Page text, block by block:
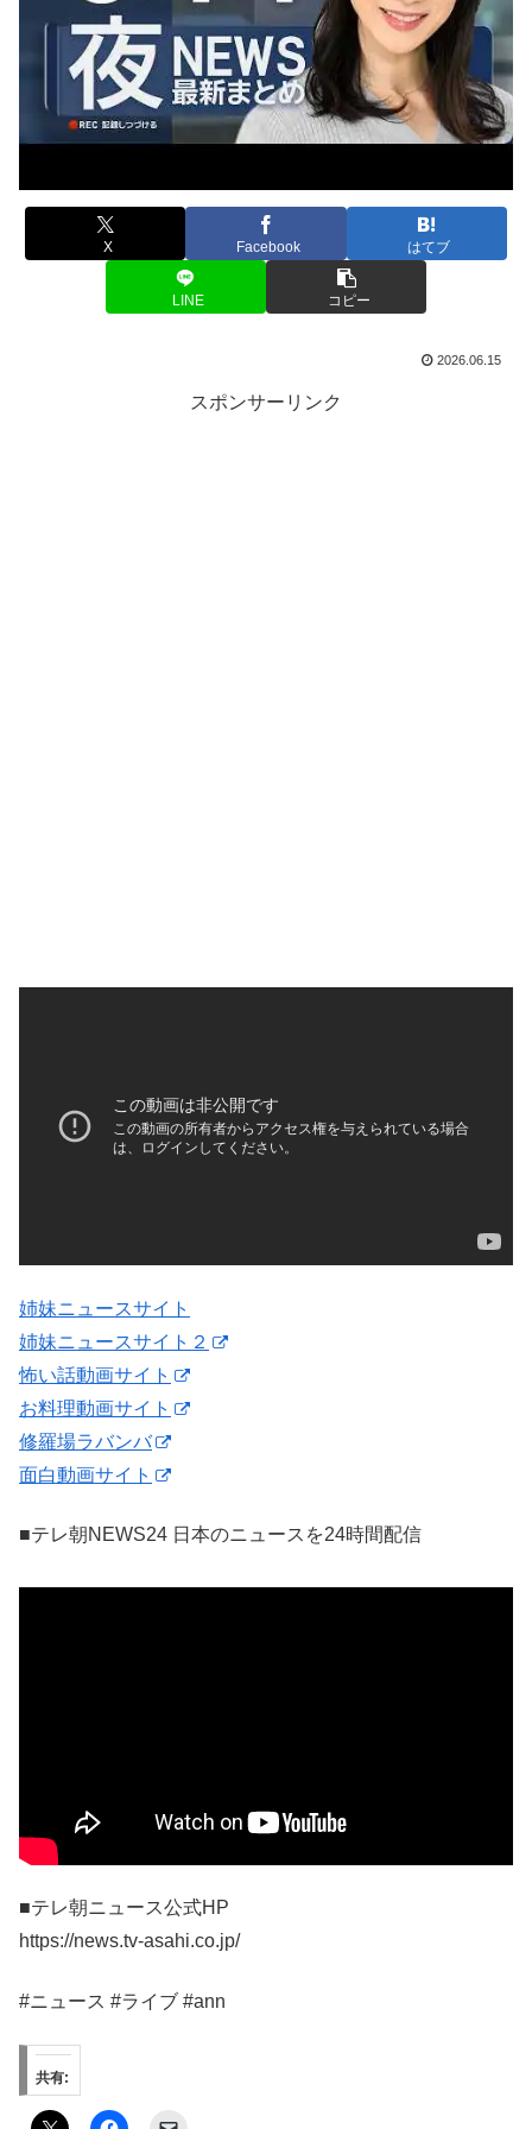
X Facebook はてブ
LINE コピー
2026.06.15
スポンサーリンク
姉妹ニュースサイト
姉妹ニュースサイト２
怖い話動画サイト
お料理動画サイト
修羅場ラバンバ
面白動画サイト
■テレ朝NEWS24 日本のニュースを24時間配信
■テレ朝ニュース公式HP
https://news.tv-asahi.co.jp/
#ニュース #ライブ #ann
共有: